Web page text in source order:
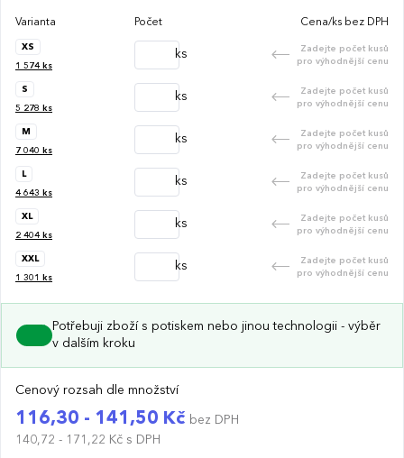
Varianta Počet Cena/ks bez DPH
XS
1 574ks
ks
Zadejte počet kusů
pro výhodnější cenu
S
5 278 ks
ks
Zadejte počet kusů
pro výhodnější cenu
M
7 040 ks
ks
Zadejte počet kusů
pro výhodnější cenu
L
4 643 ks
ks
Zadejte počet kusů
pro výhodnější cenu
XL
2 404ks
ks
Zadejte počet kusů
pro výhodnější cenu
XXL
1 301 ks
ks
Zadejte počet kusů
pro výhodnější cenu
Potřebuji zboží s potiskem nebo jinou technologii - výběr
v dalším kroku
Cenový rozsah dle množství
116,30 - 141,50 Kč bez DPH
140,72 - 171,22 Kč s DPH